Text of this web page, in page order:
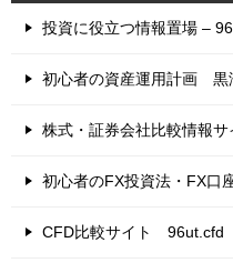
投資に役立つ情報置場 –
初心者の資産運用計画 黒
株式・証券会社比較情報
初心者のFX投資法・FX口
CFD比較サイト 96ut.cfd